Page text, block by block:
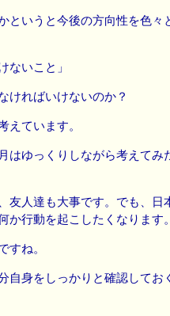
というと今後の方向性を色々
ないこと」
ければいけないのか？
えています。
はゆっくりしながら考えてみ
友人達も大事です。でも、日
か行動を起こしたくなります
すね。
自身をしっかりと確認してお